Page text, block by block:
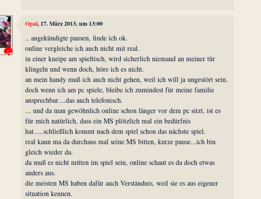
Opal, 17. März 2013, um 13:00
.. angekündigte pausen, finde ich ok.
online vergleiche ich auch nicht mit real.
in einer kneipe am spieltisch, wird sicherlich niemand an meiner tür
klingeln und wenn doch, höre ich es nicht.
an mein handy muß ich auch nicht gehen, weil ich will ja ungestört sein.
doch wenn ich am pc spiele, bleibe ich zumindest für meine familie
ansprechbar....das auch telefonisch.
... und da man gewöhnlich online schon länger vor dem pc sitzt, ist es
für mich natürlich, dass ein MS plötzlich mal ein bedürfnis
hat.....schließlich kommt nach dem spiel schon das nächste spiel.
real kann ma da durchaus mal seine MS bitten, kurze pause...ich bin
gleich wieder da.
da muß es nicht mitten im spiel sein, online schaut es da doch etwas
anders aus.
die meisten MS haben dafür auch Verständnis, weil sie es aus eigener
situation kennen.